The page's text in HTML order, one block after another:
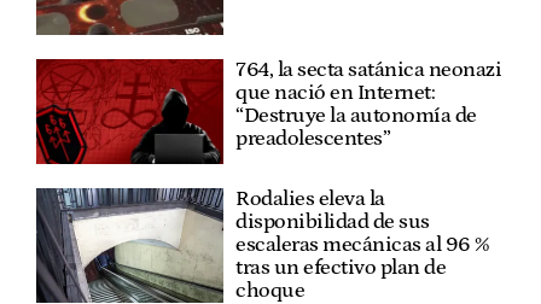
764, la secta satánica neonazi
que nació en Internet:
“Destruye la autonomía de
preadolescentes”
Rodalies eleva la
disponibilidad de sus
escaleras mecánicas al 96 %
tras un efectivo plan de
choque